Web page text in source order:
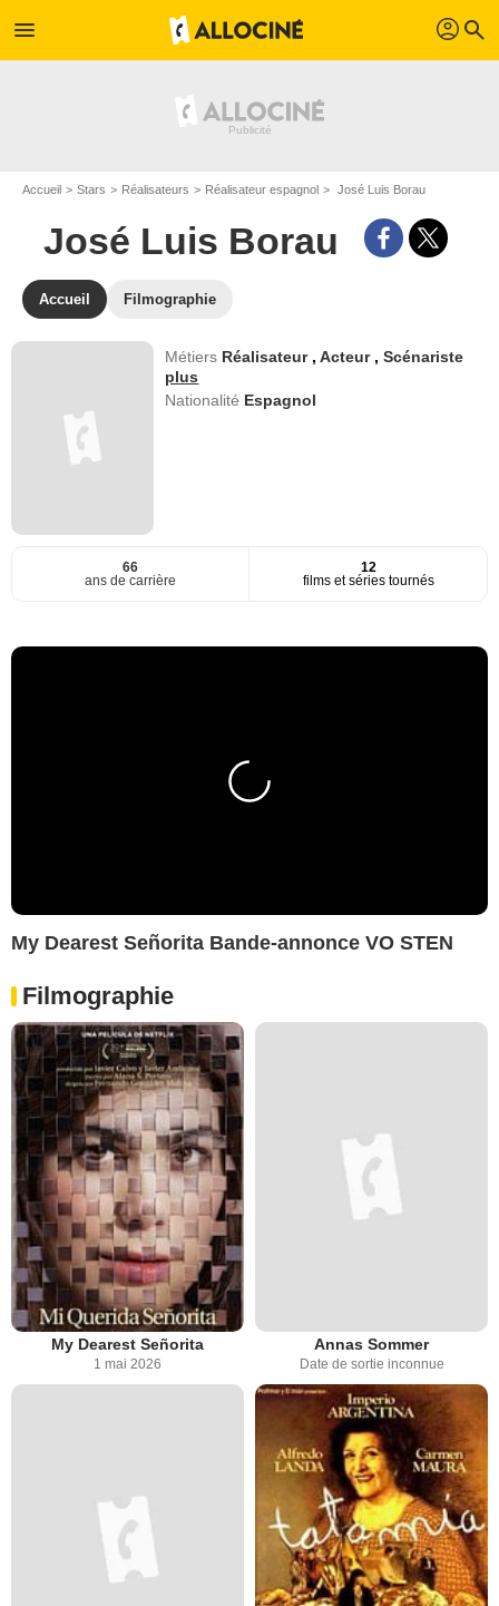
menu profil search
Accueil Stars Réalisateurs Réalisateur espagnol José Luis Borau
José Luis Borau
Accueil Filmographie
Métiers Réalisateur ,Acteur ,Scénariste
plus
Nationalité Espagnol
66
ans de carrière
12
films et séries tournés
My Dearest Señorita Bande-annonce VO STEN
Filmographie
My Dearest Señorita
1 mai 2026
Annas Sommer
Date de sortie inconnue